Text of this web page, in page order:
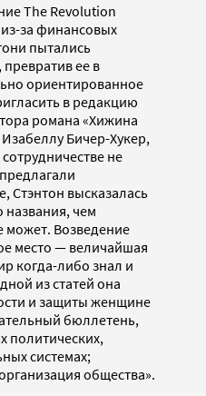
The Revolution
за финансовых
пытались
ее в
ориентированное
в редакцию
романа «Хижина
Бичер-Хукер,
не
Стэнтон высказалась
названия, чем
может. Возведение
место — величайшая
когда-либо знал и
из статей она
и защиты женщине
бюллетень,
политических,
системах;
общества».